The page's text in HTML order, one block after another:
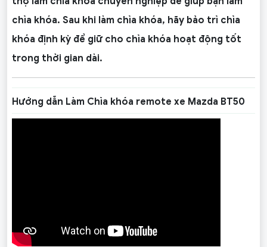
chìa khóa. Sau khi làm chìa khóa, hãy bảo trì chìa
khóa định kỳ để giữ cho chìa khóa hoạt động tốt
trong thời gian dài.
Hướng dẫn Làm Chìa khóa remote xe Mazda BT50